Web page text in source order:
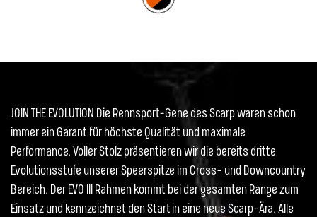
JOIN THE EVOLUTION Die Rennsport-Gene des Scarp waren schon
immer ein Garant für höchste Qualität und maximale
Performance. Voller Stolz präsentieren wir die bereits dritte
Evolutionsstufe unserer Speerspitze im Cross- und Downcountry
Bereich. Der EVO III Rahmen kommt bei der gesamten Range zum
Einsatz und kennzeichnet den Start in eine neue Scarp-Ära. Alle